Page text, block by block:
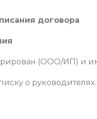
договора
(ООО/ИП) и
о руководителях.